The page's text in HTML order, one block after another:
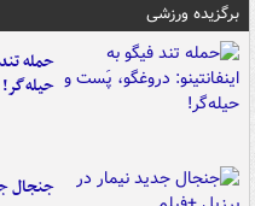
برگزیده ورزشی
حمله
حیله‌گر!
جنجال